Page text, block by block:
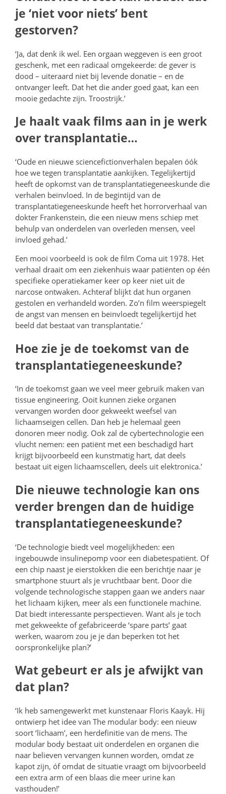
je ‘niet voor niets’ bent
gestorven?
‘Ja, dat denk ik wel. Een orgaan weggeven is een groot
geschenk, met een radicaal omgekeerde: de gever is
dood – uiteraard niet bij levende donatie – en de
ontvanger leeft. Dat het die ander goed gaat, kan een
mooie gedachte zijn. Troostrijk.’
Je haalt vaak films aan in je werk
over transplantatie…
‘Oude en nieuwe sciencefictionverhalen bepalen óók
hoe we tegen transplantatie aankijken. Tegelijkertijd
heeft de opkomst van de transplantatiegeneeskunde die
verhalen beïnvloed. In de begintijd van de
transplantatiegeneeskunde heeft het horrorverhaal van
dokter Frankenstein, die een nieuw mens schiep met
behulp van onderdelen van overleden mensen, veel
invloed gehad.’
Een mooi voorbeeld is ook de film Coma uit 1978. Het
verhaal draait om een ziekenhuis waar patiënten op één
specifieke operatiekamer keer op keer niet uit de
narcose ontwaken. Achteraf blijkt dat hun organen
gestolen en verhandeld worden. Zo’n film weerspiegelt
de angst van mensen en beïnvloedt tegelijkertijd het
beeld dat bestaat van transplantatie.’
Hoe zie je de toekomst van de
transplantatiegeneeskunde?
‘In de toekomst gaan we veel meer gebruik maken van
tissue engineering. Ooit kunnen zieke organen
vervangen worden door gekweekt weefsel van
lichaamseigen cellen. Dan heb je helemaal geen
donoren meer nodig. Ook zal de cybertechnologie een
vlucht nemen: een patiënt met een beschadigd hart
krijgt bijvoorbeeld een kunstmatig hart, dat deels
bestaat uit eigen lichaamscellen, deels uit elektronica.’
Die nieuwe technologie kan ons
verder brengen dan de huidige
transplantatiegeneeskunde?
‘De technologie biedt veel mogelijkheden: een
ingebouwde insulinepomp voor een diabetespatiënt. Of
een chip naast je eierstokken die een berichtje naar je
smartphone stuurt als je vruchtbaar bent. Door die
volgende technologische stappen gaan we anders naar
het lichaam kijken, meer als een functionele machine.
Dat biedt interessante perspectieven. Want als je toch
met gekweekte of gefabriceerde ‘spare parts’ gaat
werken, waarom zou je je dan beperken tot het
oorspronkelijke plan?’
Wat gebeurt er als je afwijkt van
dat plan?
‘Ik heb samengewerkt met kunstenaar Floris Kaayk. Hij
ontwierp het idee van The modular body: een nieuw
soort ‘lichaam’, een herdefinitie van de mens. The
modular body bestaat uit onderdelen en organen die
naar believen vervangen kunnen worden, omdat ze
kapot zijn, óf omdat de situatie vraagt om bijvoorbeeld
een extra arm of een blaas die meer urine kan
vasthouden!’